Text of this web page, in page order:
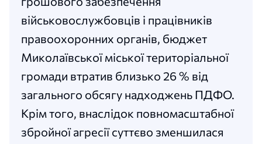
військовослужбовців і працівників
правоохоронних органів, бюджет
Миколаївської міської територіальної
громади втратив близько 26 % від
загального обсягу надходжень ПДФО.
Крім того, внаслідок повномасштабної
збройної агресії суттєво зменшилася